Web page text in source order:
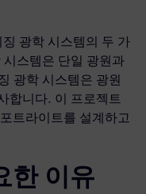
광학 시스템의 두 가
스템은 단일 광원과
광학 시스템은 광원
합니다. 이 프로젝트
트라이트를 설계하고
한 이유